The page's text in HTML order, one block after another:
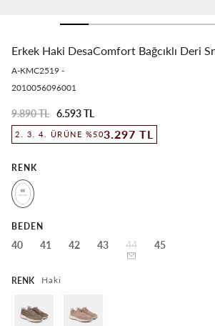
Erkek Haki DesaComfort Bağcıklı Deri
A-KMC2519 -
2010056096001
9.890 TL 6.593 TL
2. 3. 4. ÜRÜNE %503.297 TL
RENK
BEDEN
40 41 42 43 44 45
RENK Haki